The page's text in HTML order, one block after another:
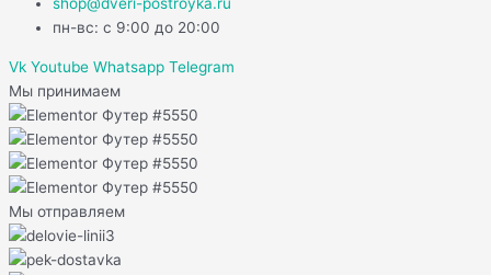
shop@dveri-postroyka.ru
пн-вс: с 9:00 до 20:00
Vk Youtube Whatsapp Telegram
Мы принимаем
Мы отправляем